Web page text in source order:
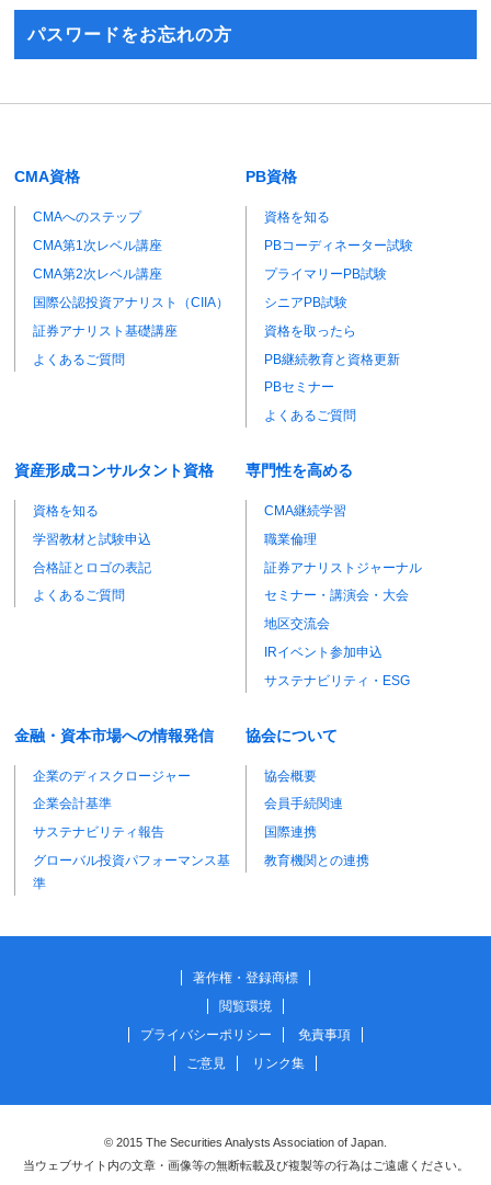
パスワードをお忘れの方
CMA資格
CMAへのステップ
CMA第1次レベル講座
CMA第2次レベル講座
国際公認投資アナリスト（CIIA）
証券アナリスト基礎講座
よくあるご質問
PB資格
資格を知る
PBコーディネーター試験
プライマリーPB試験
シニアPB試験
資格を取ったら
PB継続教育と資格更新
PBセミナー
よくあるご質問
資産形成コンサルタント資格
資格を知る
学習教材と試験申込
合格証とロゴの表記
よくあるご質問
専門性を高める
CMA継続学習
職業倫理
証券アナリストジャーナル
セミナー・講演会・大会
地区交流会
IRイベント参加申込
サステナビリティ・ESG
金融・資本市場への情報発信
企業のディスクロージャー
企業会計基準
サステナビリティ報告
グローバル投資パフォーマンス基
準
協会について
協会概要
会員手続関連
国際連携
教育機関との連携
著作権・登録商標
閲覧環境
プライバシーポリシー
免責事項
ご意見
リンク集
© 2015 The Securities Analysts Association of Japan.
当ウェブサイト内の文章・画像等の無断転載及び複製等の行為はご遠慮ください。